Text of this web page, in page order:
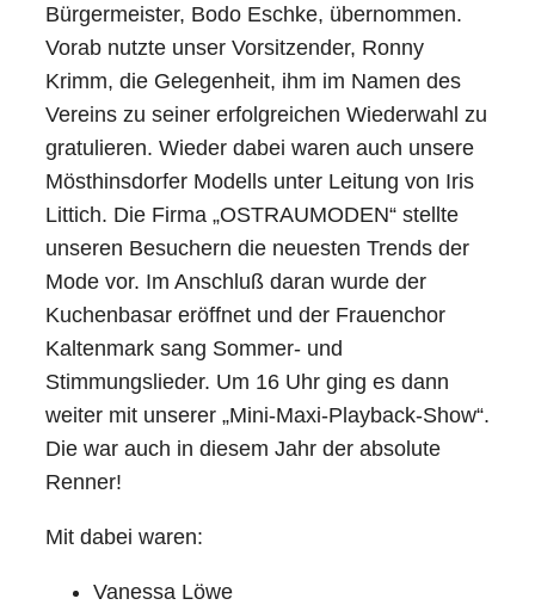
Bürgermeister, Bodo Eschke, übernommen.
Vorab nutzte unser Vorsitzender, Ronny
Krimm, die Gelegenheit, ihm im Namen des
Vereins zu seiner erfolgreichen Wiederwahl zu
gratulieren. Wieder dabei waren auch unsere
Mösthinsdorfer Modells unter Leitung von Iris
Littich. Die Firma „OSTRAUMODEN“ stellte
unseren Besuchern die neuesten Trends der
Mode vor. Im Anschluß daran wurde der
Kuchenbasar eröffnet und der Frauenchor
Kaltenmark sang Sommer- und
Stimmungslieder. Um 16 Uhr ging es dann
weiter mit unserer „Mini-Maxi-Playback-Show“.
Die war auch in diesem Jahr der absolute
Renner!
Mit dabei waren:
Vanessa Löwe